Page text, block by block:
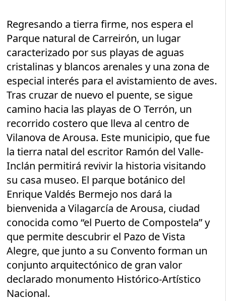
Regresando a tierra firme, nos espera el
Parque natural de Carreirón, un lugar
caracterizado por sus playas de aguas
cristalinas y blancos arenales y una zona de
especial interés para el avistamiento de aves.
Tras cruzar de nuevo el puente, se sigue
camino hacia las playas de O Terrón, un
recorrido costero que lleva al centro de
Vilanova de Arousa. Este municipio, que fue
la tierra natal del escritor Ramón del Valle-
Inclán permitirá revivir la historia visitando
su casa museo. El parque botánico del
Enrique Valdés Bermejo nos dará la
bienvenida a Vilagarcía de Arousa, ciudad
conocida como “el Puerto de Compostela” y
que permite descubrir el Pazo de Vista
Alegre, que junto a su Convento forman un
conjunto arquitectónico de gran valor
declarado monumento Histórico-Artístico
Nacional.